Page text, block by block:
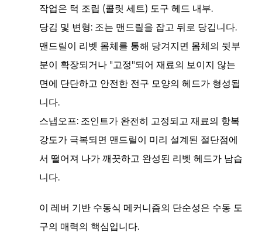
능
3
4
요
제
품
사
양
이
상
인
애
작업은 턱 조립 (콜릿 세트) 도구 헤드 내부.
당김 및 변형: 조는 맨드릴을 잡고 뒤로 당깁니다.
맨드릴이 리벳 몸체를 통해 당겨지면 몸체의 뒷부
분이 확장되거나 "고정"되어 재료의 보이지 않는
면에 단단하고 안전한 전구 모양의 헤드가 형성됩
니다.
스냅오프: 조인트가 완전히 고정되고 재료의 항복
강도가 극복되면 맨드릴이 미리 설계된 절단점에
서 떨어져 나가 깨끗하고 완성된 리벳 헤드가 남습
니다.
이 레버 기반 수동식 메커니즘의 단순성은 수동 도
구의 ​​매력의 핵심입니다.